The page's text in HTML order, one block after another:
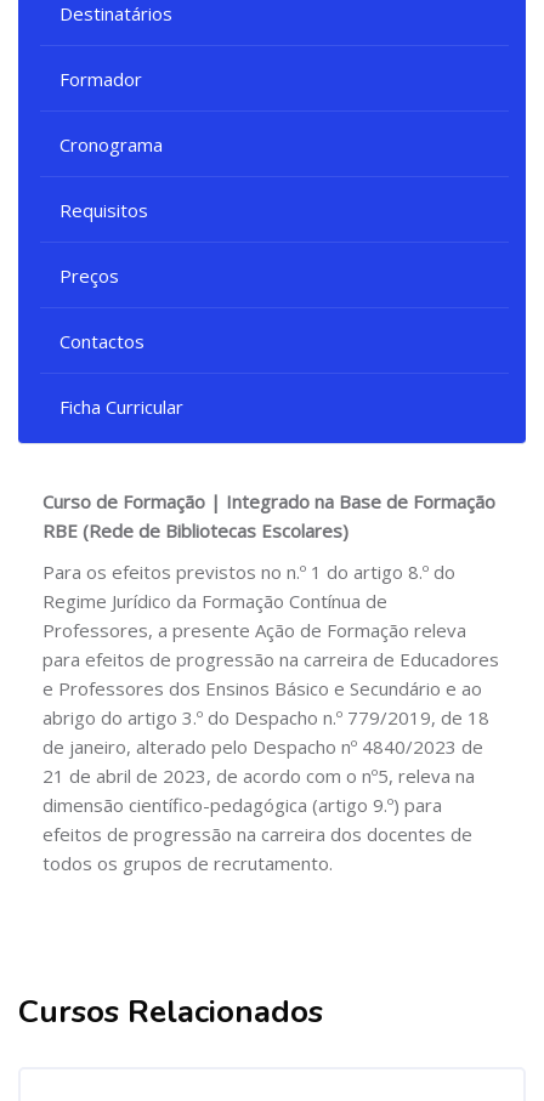
Destinatários
Formador
Cronograma
Requisitos
Preços
Contactos
Ficha Curricular
Curso de Formação | Integrado na Base de Formação
RBE (Rede de Bibliotecas Escolares)
Para os efeitos previstos no n.º 1 do artigo 8.º do
Regime Jurídico da Formação Contínua de
Professores, a presente Ação de Formação releva
para efeitos de progressão na carreira de Educadores
e Professores dos Ensinos Básico e Secundário e ao
abrigo do artigo 3.º do Despacho n.º 779/2019, de 18
de janeiro, alterado pelo Despacho nº 4840/2023 de
21 de abril de 2023, de acordo com o nº5, releva na
dimensão científico-pedagógica (artigo 9.º) para
efeitos de progressão na carreira dos docentes de
todos os grupos de recrutamento.
Ignorar [Cocoon] Related courses
Cursos Relacionados